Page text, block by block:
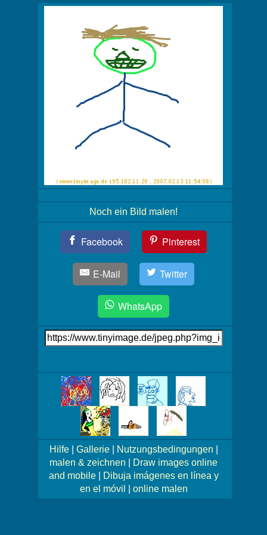
Noch ein Bild malen!
Facebook Pinterest
E-Mail Twitter
WhatsApp
Link
auf's
Mehr
Bilder!
Hilfe| Gallerie| Nutzungsbedingungen
malen & zeichnen
Draw images online
and mobile|
Dibuja imágenes en línea y
en el móvil
online malen